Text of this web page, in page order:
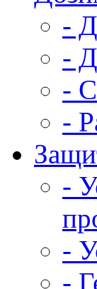
-
-
-
-
-
-
-